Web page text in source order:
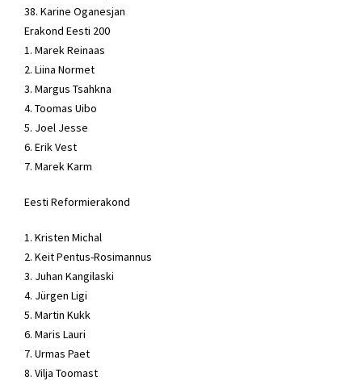
38. Karine Oganesjan
Erakond Eesti 200
1. Marek Reinaas
2. Liina Normet
3. Margus Tsahkna
4. Toomas Uibo
5. Joel Jesse
6. Erik Vest
7. Marek Karm
Eesti Reformierakond
1. Kristen Michal
2. Keit Pentus-Rosimannus
3. Juhan Kangilaski
4. Jürgen Ligi
5. Martin Kukk
6. Maris Lauri
7. Urmas Paet
8. Vilja Toomast